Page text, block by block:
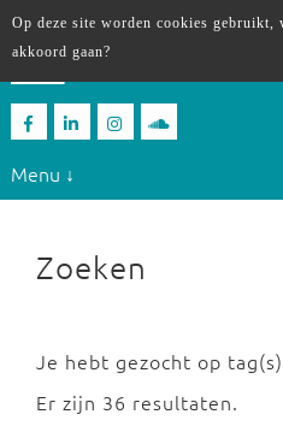
Menu ↓
Zoeken
Je hebt gezocht op
Er zijn 36 resultaten.
Op deze site worden cookies gebruikt,
akkoord gaan?